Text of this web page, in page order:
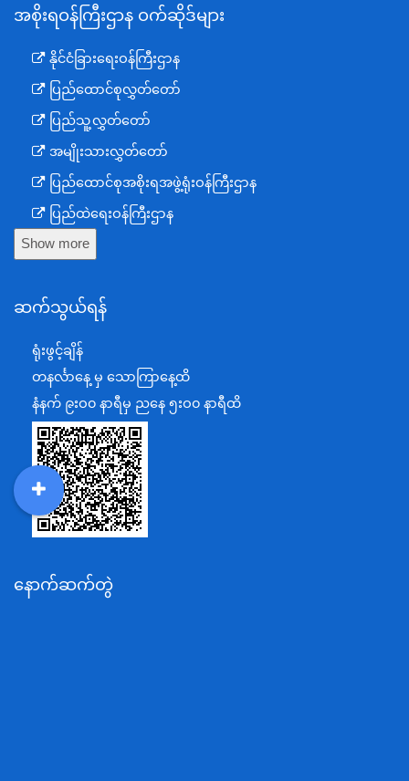
အစိုးရဝန်ကြီးဌာန ဝက်ဆိုဒ်များ
နိုင်ငံခြားရေးဝန်ကြီးဌာန
ပြည်ထောင်စုလွှတ်တော်
ပြည်သူ့လွှတ်တော်
အမျိုးသားလွှတ်တော်
ပြည်ထောင်စုအစိုးရအဖွဲ့ရုံးဝန်ကြီးဌာန
ပြည်ထဲရေးဝန်ကြီးဌာန
ကာကွယ်ရေးဝန်ကြီးဌာန
စီမံကိန်း၊ဘဏ္ဍာရေးနှင့်စက်မှုဝန်ကြီးဌာန
အပြည်ပြည်ဆိုင်ရာပူးပေါင်းဆောင်ရွက်ရေးဝန်ကြီးဌာန
ပြန်ကြားရေးဝန်ကြီးဌာန
သာသနာရေးနှင့် ယဉ်ကျေးမှုဝန်ကြီးဌာန
စိုက်ပျိုးရေး၊မွေးမြူရေးနှင့်ဆည်မြောင်းဝန်ကြီးဌာန
ပို့ဆောင်ရေးနှင့်ဆက်သွယ်ရေးဝန်ကြီးဌာန
သယံဇာတနှင့်ပတ်ဝန်းကျင်ထိန်းသိမ်းရေးဝန်ကြီးဌာန
အလုပ်သမား၊လူဝင်မှုကြီးကြပ်ရေးနှင့်ပြည်သူ့အင်အား
Show more
ဆက်သွယ်ရန်
ရုံးဖွင့်ချိန်
တနင်္လာနေ့ မှ သောကြာနေ့ထိ
နံနက် ၉းဝ၀ နာရီမှ ညနေ ၅းဝ၀ နာရီထိ
နောက်ဆက်တွဲ